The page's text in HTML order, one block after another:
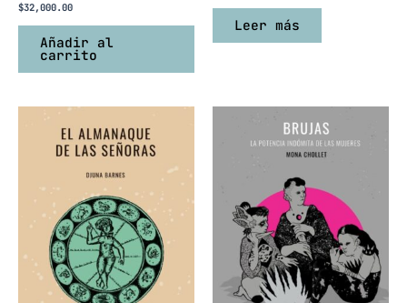
$32,000.00
Añadir al
carrito
Leer más